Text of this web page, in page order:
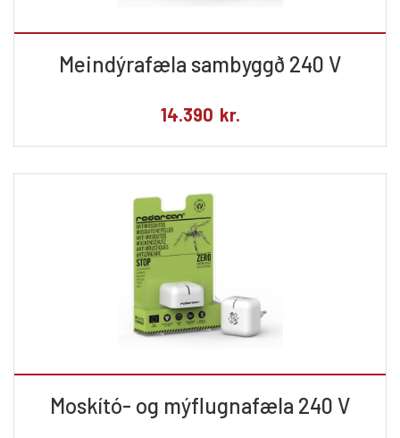
Meindýrafæla sambyggð 240 V
14.390 kr.
Moskító- og mýflugnafæla 240 V